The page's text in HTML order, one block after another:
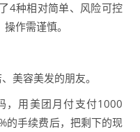
4种相对简单、风险可控
作需谨慎。
美容美发的朋友。
，用美团月付支付1000
的手续费后，把剩下的现